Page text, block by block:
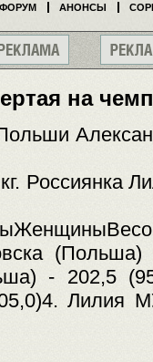
на
Россиянка
- 202,5
Лилия
ФОРУМ АНОНСЫ